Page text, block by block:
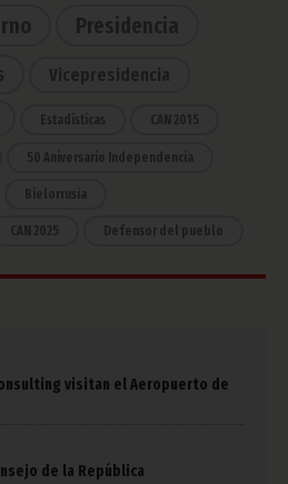
Presidencia
Vicepresidencia
Estadísticas CAN 2015
50 Aniversario Independencia
Bielorrusia
CAN 2025 Defensor del pueblo
visitan el Aeropuerto de
de la República